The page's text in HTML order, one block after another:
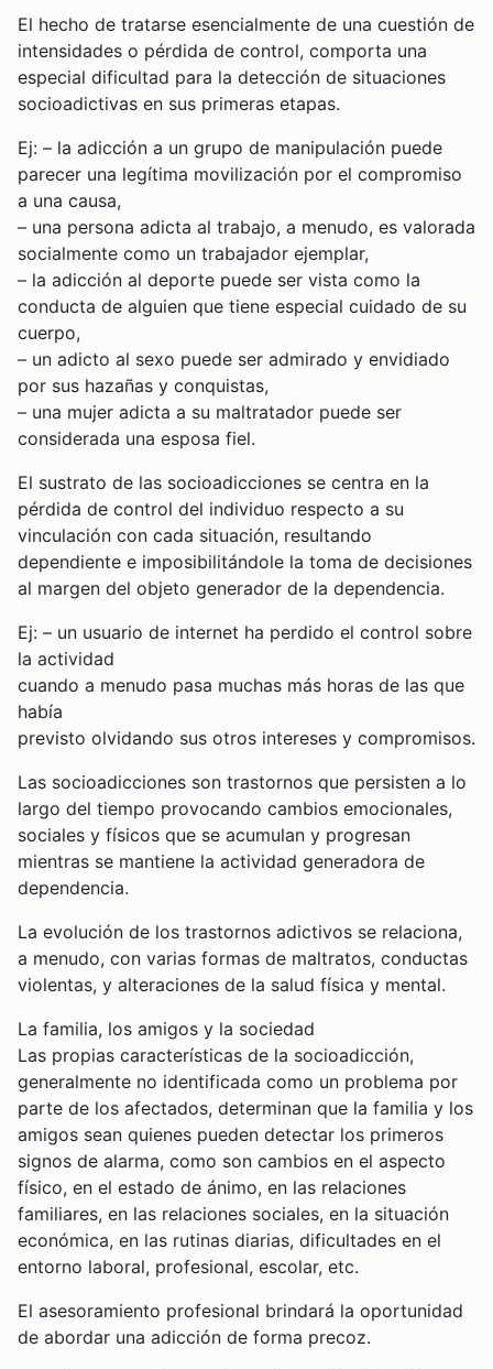
El hecho de tratarse esencialmente de una cuestión de
intensidades o pérdida de control, comporta una
especial dificultad para la detección de situaciones
socioadictivas en sus primeras etapas.
Ej: – la adicción a un grupo de manipulación puede
parecer una legítima movilización por el compromiso
a una causa,
– una persona adicta al trabajo, a menudo, es valorada
socialmente como un trabajador ejemplar,
– la adicción al deporte puede ser vista como la
conducta de alguien que tiene especial cuidado de su
cuerpo,
– un adicto al sexo puede ser admirado y envidiado
por sus hazañas y conquistas,
– una mujer adicta a su maltratador puede ser
considerada una esposa fiel.
El sustrato de las socioadicciones se centra en la
pérdida de control del individuo respecto a su
vinculación con cada situación, resultando
dependiente e imposibilitándole la toma de decisiones
al margen del objeto generador de la dependencia.
Ej: – un usuario de internet ha perdido el control sobre
la actividad
cuando a menudo pasa muchas más horas de las que
había
previsto olvidando sus otros intereses y compromisos.
Las socioadicciones son trastornos que persisten a lo
largo del tiempo provocando cambios emocionales,
sociales y físicos que se acumulan y progresan
mientras se mantiene la actividad generadora de
dependencia.
La evolución de los trastornos adictivos se relaciona,
a menudo, con varias formas de maltratos, conductas
violentas, y alteraciones de la salud física y mental.
La familia, los amigos y la sociedad
Las propias características de la socioadicción,
generalmente no identificada como un problema por
parte de los afectados, determinan que la familia y los
amigos sean quienes pueden detectar los primeros
signos de alarma, como son cambios en el aspecto
físico, en el estado de ánimo, en las relaciones
familiares, en las relaciones sociales, en la situación
económica, en las rutinas diarias, dificultades en el
entorno laboral, profesional, escolar, etc.
El asesoramiento profesional brindará la oportunidad
de abordar una adicción de forma precoz.